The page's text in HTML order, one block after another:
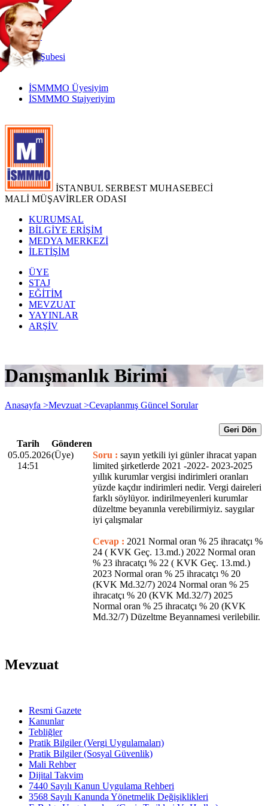
TR
|
EN
İnternetŞubesi
İSMMMO Üyesiyim
İSMMMO Stajyeriyim
İSTANBUL SERBEST MUHASEBECİ
MALİ MÜŞAVİRLER ODASI
KURUMSAL
BİLGİYE ERİŞİM
MEDYA MERKEZİ
İLETİŞİM
ÜYE
STAJ
EĞİTİM
MEVZUAT
YAYINLAR
ARŞİV
Danışmanlık Birimi
Anasayfa >Mevzuat >Cevaplanmış Güncel Sorular
Geri Dön
Tarih
Gönderen
05.05.2026
14:51
(Üye) Soru : sayın yetkili iyi günler ihracat yapan
limited şirketlerde 2021 -2022- 2023-2025
yıllık kurumlar vergisi indirimleri oranları
yüzde kaçdır indirimleri nedir. Vergi daireleri
farklı söylüyor. indirilmeyenleri kurumlar
düzeltme beyanınla verebilirmiyiz. saygılar
iyi çalışmalar
Cevap : 2021 Normal oran % 25 ihracatçı %
24 ( KVK Geç. 13.md.) 2022 Normal oran
% 23 ihracatçı % 22 ( KVK Geç. 13.md.)
2023 Normal oran % 25 ihracatçı % 20
(KVK Md.32/7) 2024 Normal oran % 25
ihracatçı % 20 (KVK Md.32/7) 2025
Normal oran % 25 ihracatçı % 20 (KVK
Md.32/7) Düzeltme Beyannamesi verilebilir.
Mevzuat
Resmi Gazete
Kanunlar
Tebliğler
Pratik Bilgiler (Vergi Uygulamaları)
Pratik Bilgiler (Sosyal Güvenlik)
Mali Rehber
Dijital Takvim
7440 Sayılı Kanun Uygulama Rehberi
3568 Sayılı Kanunda Yönetmelik Değişiklikleri